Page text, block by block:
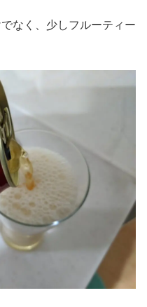
なく、少しフルーティー